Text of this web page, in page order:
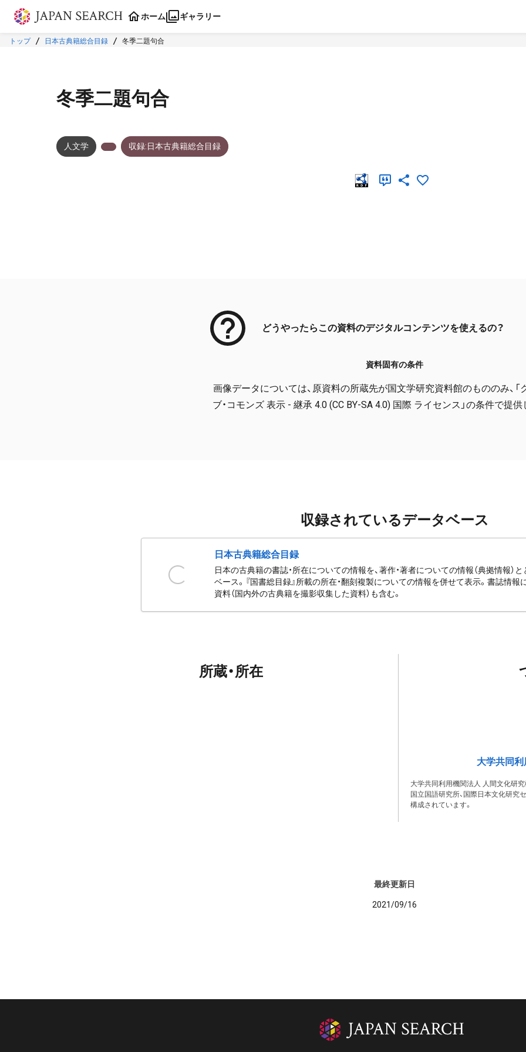
本文に飛ぶ
ホーム ギャラリー
トップ 日本古典籍総合目録 冬季二題句合
冬季二題句合
人文学 収録:日本古典籍総合目録
どうやったらこの資料のデジタルコンテンツを使えるの？
資料固有の条件
画像データについては、原資料の所蔵先が国文学研究資料館のもののみ、「
ブ・コモンズ 表示 - 継承 4.0 (CC BY-SA 4.0) 国際 ライセンス」の条件で提供
収録されているデータベース
日本古典籍総合目録
日本の古典籍の書誌・所在についての情報を、著作・著者についての情報（典拠情報）
ベース。『国書総目録』所載の所在・翻刻複製についての情報を併せて表示。書誌情報
資料（国内外の古典籍を撮影収集した資料）も含む。
所蔵・所在
大学共同
大学共同利用機関法人 人間文化研究
国立国語研究所、国際日本文化研究
構成されています。
最終更新日
2021/09/16